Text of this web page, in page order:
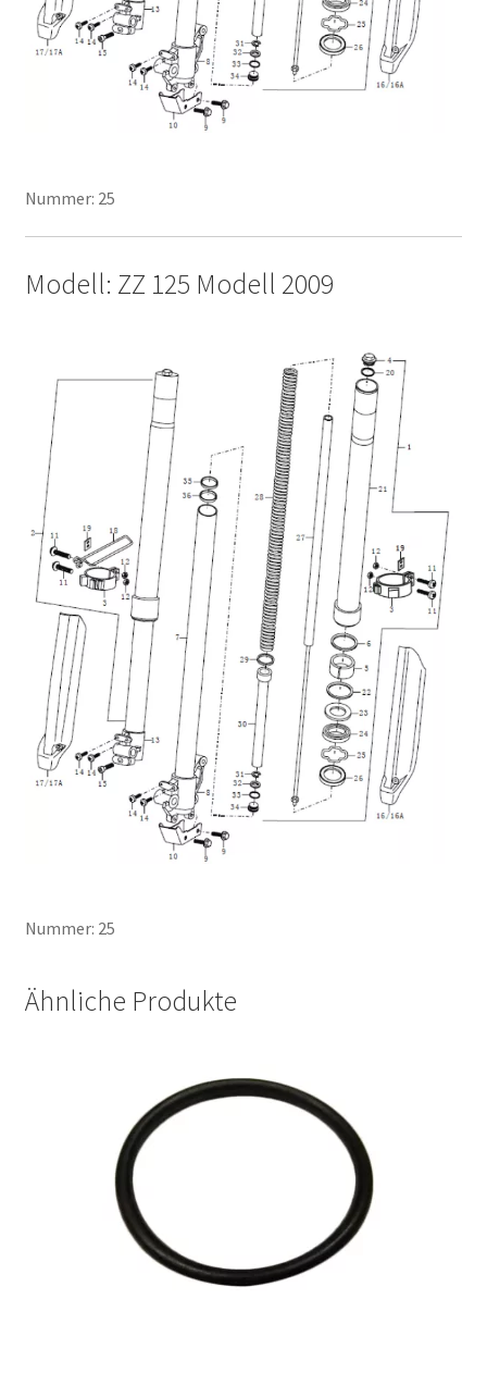
Nummer: 25
Modell: ZZ 125 Modell 2009
Nummer: 25
Ähnliche Produkte